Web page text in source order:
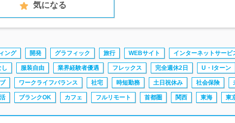
気になる
ング 開発 グラフィック 旅行 WEBサイト インターネットサービ
し 服装自由 業界経験者優遇 フレックス 完全週休2日 U・Iターン
ワークライフバランス 社宅 時短勤務 土日祝休み 社会保険
ブランクOK カフェ フルリモート 首都圏 関西 東海 東